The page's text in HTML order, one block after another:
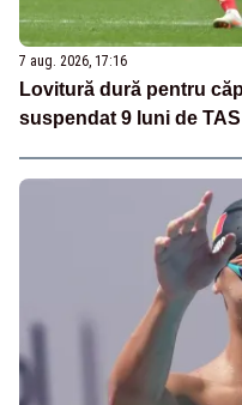
7 aug. 2026, 17:16
Lovitură dură pentru
suspendat 9 luni de